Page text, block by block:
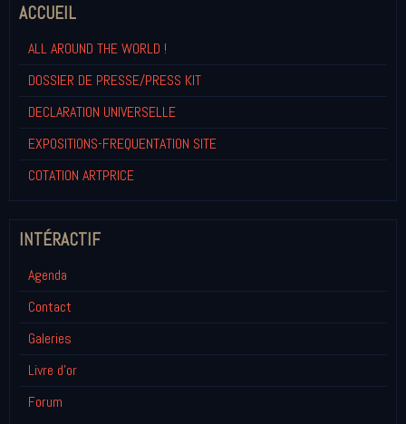
ACCUEIL
ALL AROUND THE WORLD !
DOSSIER DE PRESSE/PRESS KIT
DECLARATION UNIVERSELLE
EXPOSITIONS-FREQUENTATION SITE
COTATION ARTPRICE
INTÉRACTIF
Agenda
Contact
Galeries
Livre d'or
Forum